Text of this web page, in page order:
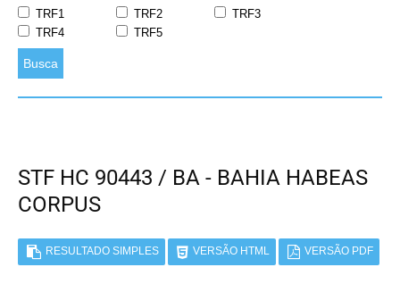
TRF1
TRF2
TRF3
TRF4
TRF5
Busca
STF HC 90443 / BA - BAHIA HABEAS
CORPUS
RESULTADO SIMPLES VERSÃO HTML VERSÃO PDF